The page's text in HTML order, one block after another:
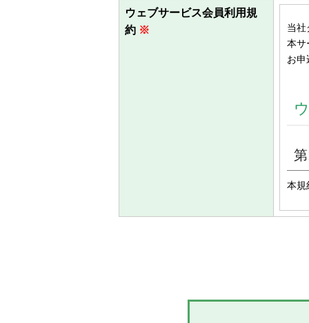
ウェブサービス会員利用規
約 ※
当社
本サ
お申
本規